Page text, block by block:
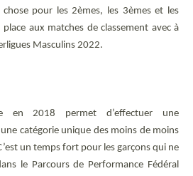
pour les 2èmes, les 3èmes et les
place aux matches de classement avec à
Masculins 2022.
en 2018 permet d’effectuer une
catégorie unique des moins de moins
un temps fort pour les garçons qui ne
le Parcours de Performance Fédéral